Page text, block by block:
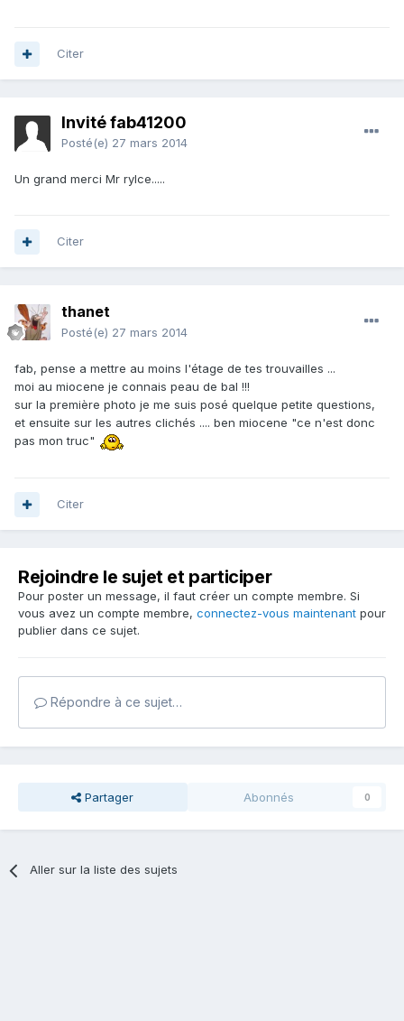
Citer
Invité fab41200
Posté(e) 27 mars 2014
Un grand merci Mr rylce.....
Citer
thanet
Posté(e) 27 mars 2014
fab, pense a mettre au moins l'étage de tes trouvailles ...
moi au miocene je connais peau de bal !!!
sur la première photo je me suis posé quelque petite questions,
et ensuite sur les autres clichés .... ben miocene "ce n'est donc
pas mon truc"
Citer
Rejoindre le sujet et participer
Pour poster un message, il faut créer un compte membre. Si
vous avez un compte membre, connectez-vous maintenant pour
publier dans ce sujet.
Répondre à ce sujet…
Partager Abonnés 0
Aller sur la liste des sujets